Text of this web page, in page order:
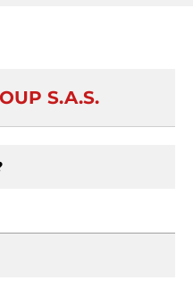
S.A.S.